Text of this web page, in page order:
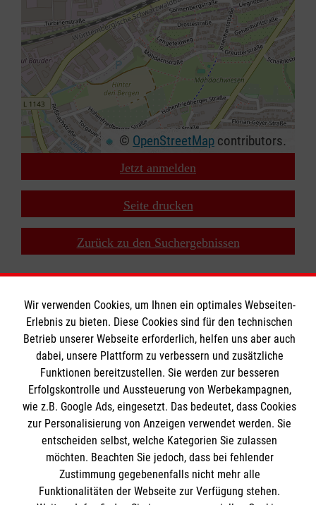
© OpenStreetMap contributors.
Jetzt anmelden
Seite drucken
Zurück zu den Suchergebnissen
Bildungszentrum Rettungsdienst
Unsere Kurse
Notfallsanitäter
Rettungssanitäter
Freiwilligendienst
Forschung & Internationale Projekte
Informationen
Kontakt
Impressum
Wir verwenden Cookies, um Ihnen ein optimales Webseiten-
Erlebnis zu bieten. Diese Cookies sind für den technischen
Betrieb unserer Webseite erforderlich, helfen uns aber auch
dabei, unsere Plattform zu verbessern und zusätzliche
Funktionen bereitzustellen. Sie werden zur besseren
Erfolgskontrolle und Aussteuerung von Werbekampagnen,
wie z.B. Google Ads, eingesetzt. Das bedeutet, dass Cookies
zur Personalisierung von Anzeigen verwendet werden. Sie
entscheiden selbst, welche Kategorien Sie zulassen
möchten. Beachten Sie jedoch, dass bei fehlender
Zustimmung gegebenenfalls nicht mehr alle
Funktionalitäten der Webseite zur Verfügung stehen.